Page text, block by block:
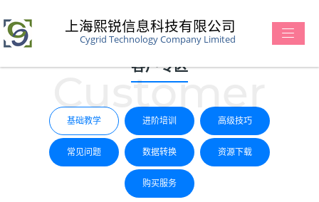
上海熙锐信息科技有限公司
Cygrid Technology Company Limited
客户专区
Customer
基础教学 进阶培训 高级技巧
常见问题 数据转换 资源下载
购买服务